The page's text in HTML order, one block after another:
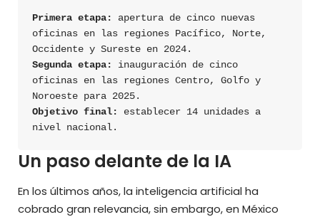
Primera etapa:
apertura de cinco nuevas
oficinas en las regiones Pacífico, Norte,
Segunda etapa:
inauguración de cinco
oficinas en las regiones Centro, Golfo y
Objetivo final: establecer 14 unidades a
nivel nacional.
Un paso delante de la IA
En los últimos años, la inteligencia artificial ha
cobrado gran relevancia, sin embargo, en México